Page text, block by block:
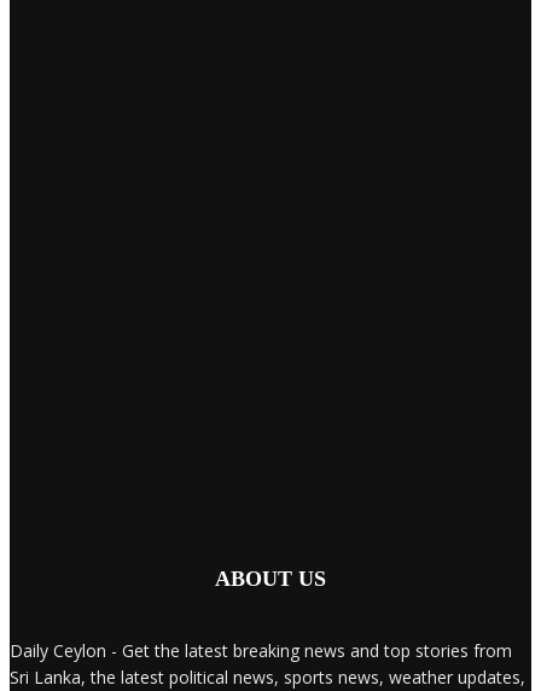
ABOUT US
Daily Ceylon - Get the latest breaking news and top stories from
Sri Lanka, the latest political news, sports news, weather updates,